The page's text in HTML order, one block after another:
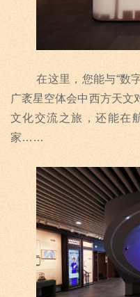
在这里，您能与“数
广袤星空体会中西方天文
文化交流之旅，还能在
家……